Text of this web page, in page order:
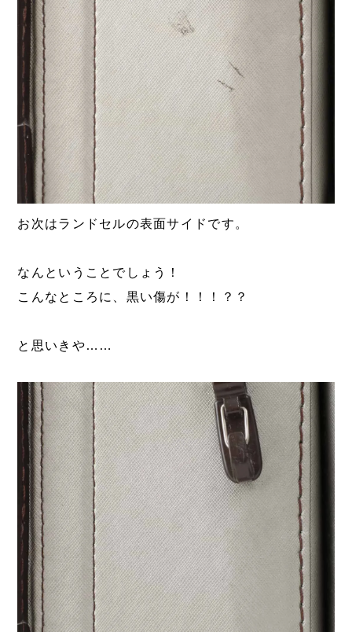
お次はランドセルの表面サイドです。
なんということでしょう！
こんなところに、黒い傷が！！！？？
と思いきや……